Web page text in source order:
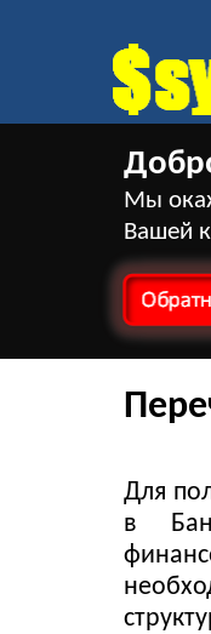
Мы
Вашей
Для
в